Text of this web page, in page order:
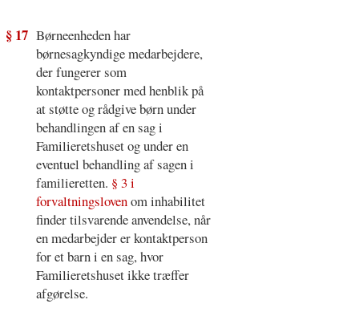
§ 17 Børneenheden har
børnesagkyndige medarbejdere,
der fungerer som
kontaktpersoner med henblik på
at støtte og rådgive børn under
behandlingen af en sag i
Familieretshuset og under en
eventuel behandling af sagen i
familieretten. § 3 i
forvaltningslovenom inhabilitet
finder tilsvarende anvendelse, når
en medarbejder er kontaktperson
for et barn i en sag, hvor
Familieretshuset ikke træffer
afgørelse.